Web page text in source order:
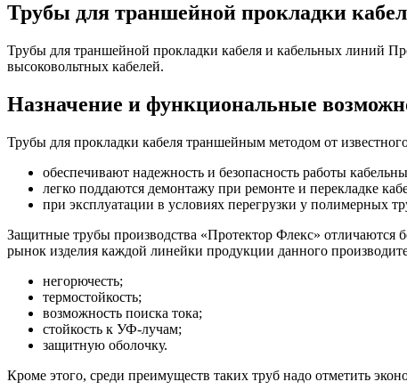
Трубы для траншейной прокладки
Трубы для траншейной прокладки кабеля и кабельных линий
высоковольтных кабелей.
Назначение и функциональные
Трубы для прокладки кабеля траншейным методом от
обеспечивают надежность и безопасность работы
легко поддаются демонтажу при ремонте и перекладке
при эксплуатации в условиях перегрузки у полимерных
Защитные трубы производства «Протектор Флекс»
рынок изделия каждой линейки продукции данного
негорючесть;
термостойкость;
возможность поиска тока;
стойкость к УФ-лучам;
защитную оболочку.
Кроме этого, среди преимуществ таких труб надо отметить